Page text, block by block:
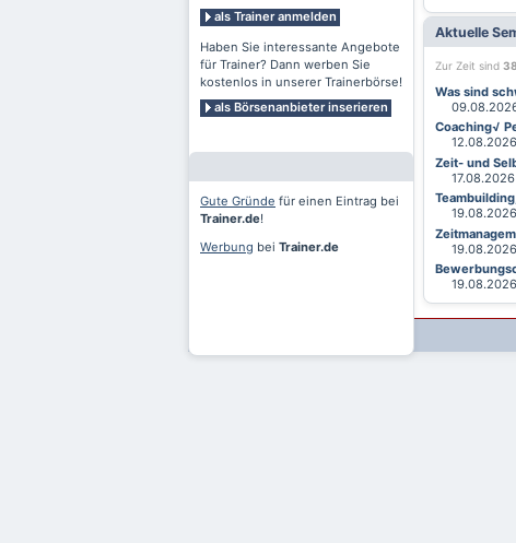
als Trainer anmelden
Haben Sie interessante Angebote
für Trainer? Dann werben Sie
kostenlos in unserer Trainerbörse!
als Börsenanbieter inserieren
Gute Gründe für einen Eintrag bei
Trainer.de!
Werbung bei Trainer.de
Aktuelle
Zur Zeit sind 38
Was sind
09.08.2026
Coaching√
Zeit- und
17.08.2026
19.08.2026
19.08.2026